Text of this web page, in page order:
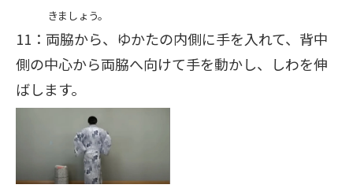
きましょう。
11：両脇から、ゆかたの内側に手を入れて、背中
側の中心から両脇へ向けて手を動かし、しわを伸
ばします。